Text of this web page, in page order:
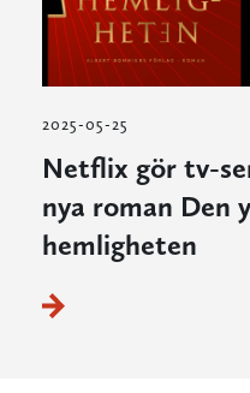
2025-05-25
Netflix gör tv-
nya roman Den
hemligheten